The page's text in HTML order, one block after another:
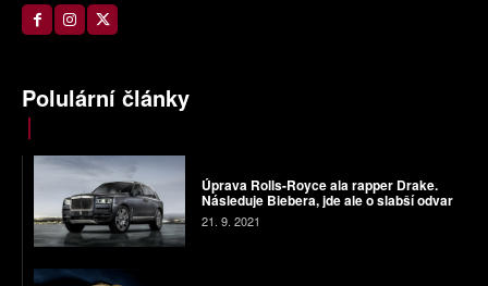
Polulární články
Úprava Rolls-Royce ala rapper Drake.
Následuje Biebera, jde ale o slabší odvar
21. 9. 2021